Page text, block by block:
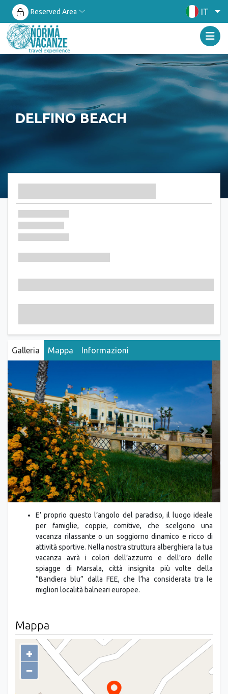
Reserved Area IT
DELFINO BEACH
Galleria Mappa Informazioni
Previous Next
E’ proprio questo l’angolo del paradiso, il luogo ideale
per famiglie, coppie, comitive, che scelgono una
vacanza rilassante o un soggiorno dinamico e ricco di
attività sportive. Nella nostra struttura alberghiera la tua
vacanza avrà i colori dell’azzurro e dell’oro delle
spiagge di Marsala, città insignita più volte della
“Bandiera blu” dalla FEE, che l’ha considerata tra le
migliori località balneari europee.
Mappa
+
−